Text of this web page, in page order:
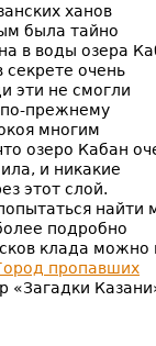
ханов
была тайно
в воды озера
секрете очень
эти не смогли
по-прежнему
многим
озеро Кабан
и никакие
этот слой.
найти
подробно
клада можно
пропавших
«Загадки